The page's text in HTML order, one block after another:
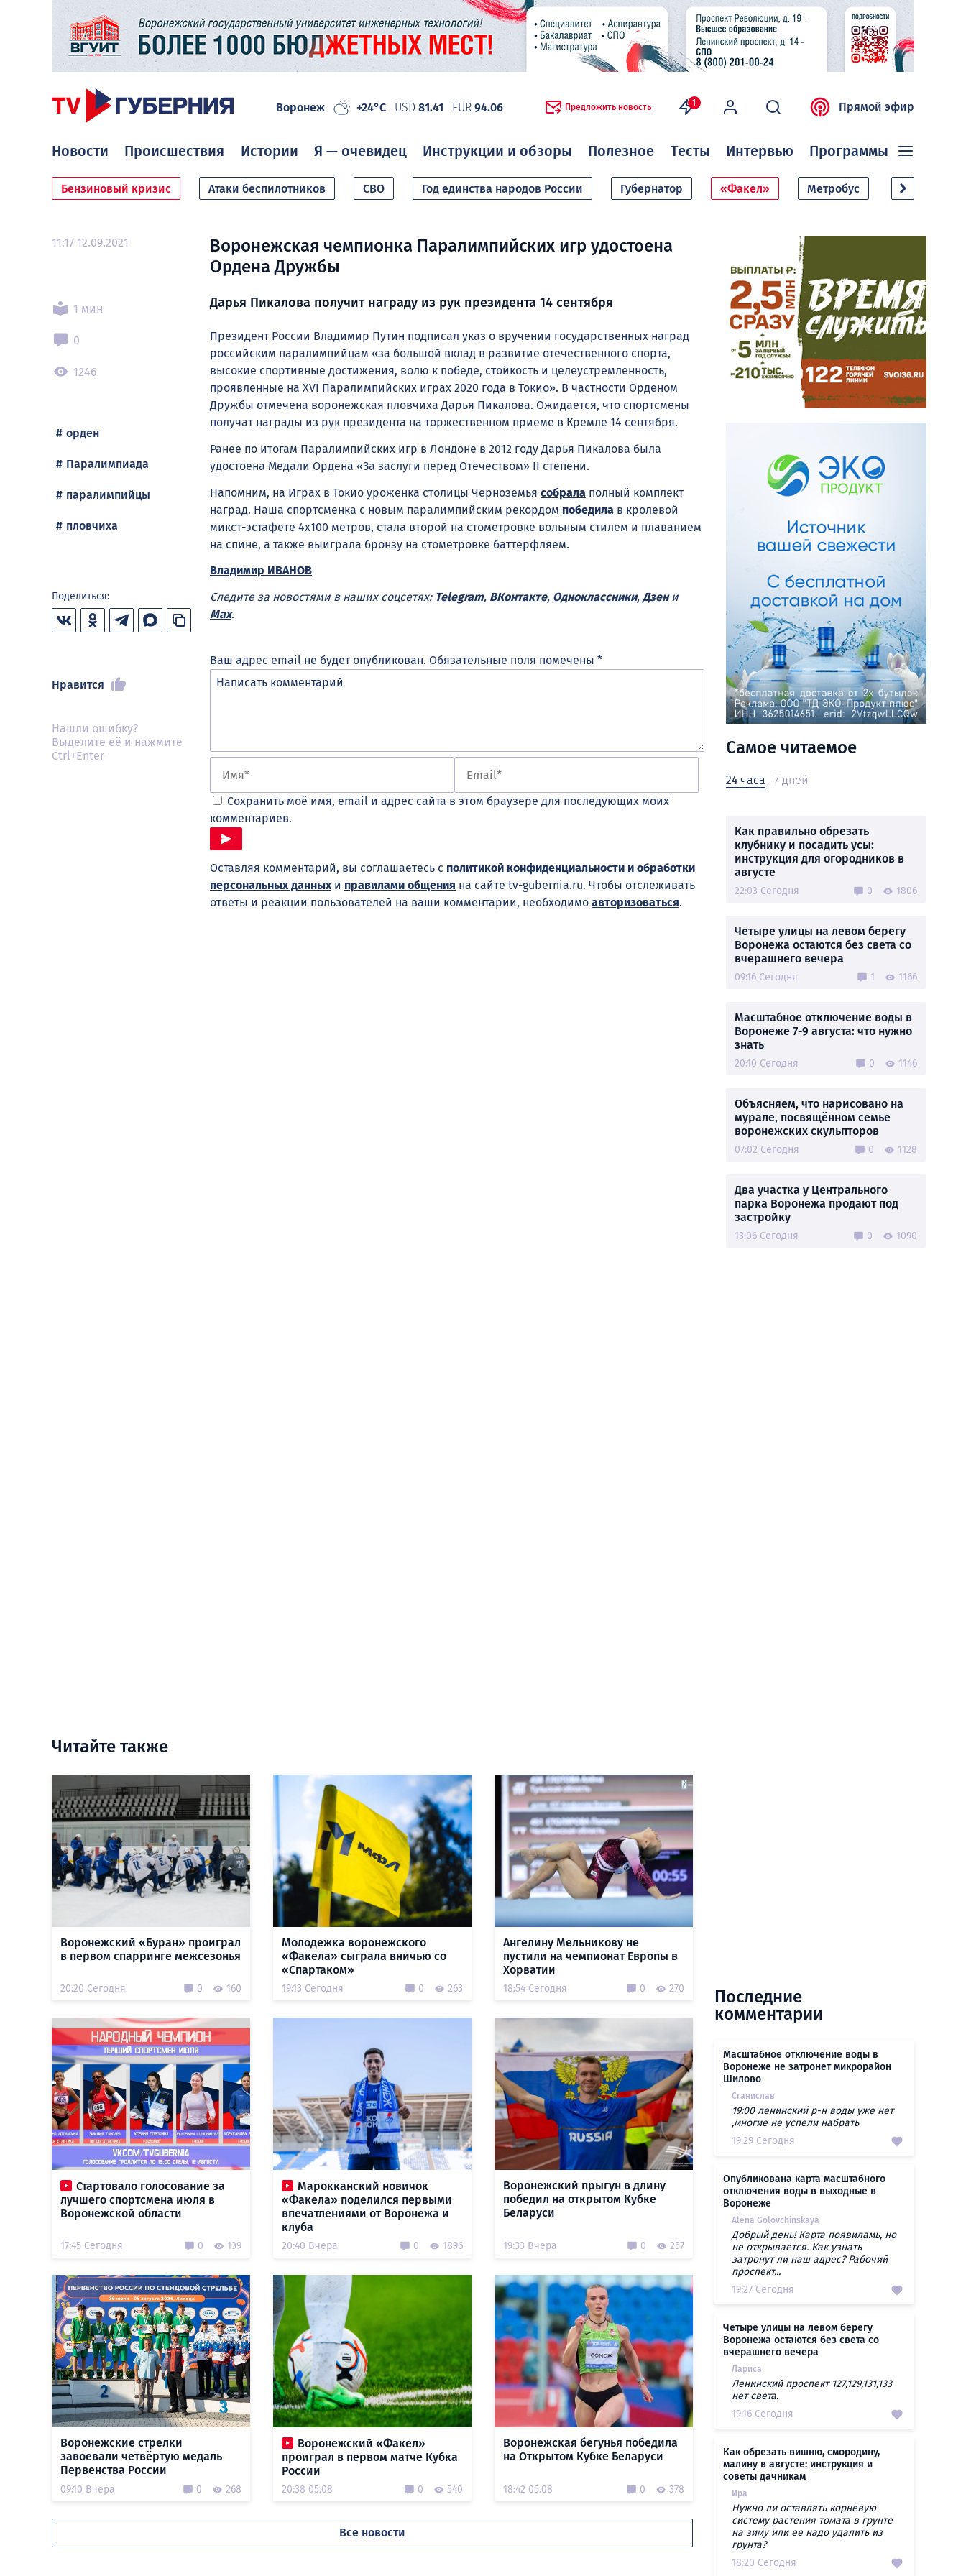
Воронеж +24°C USD 81.41 EUR 94.06 Предложить новость 1 Прямой эфир
Новости Происшествия Истории Я — очевидец Инструкции и обзоры Полезное Тесты Интервью Программы
Бензиновый кризис Атаки беспилотников СВО Год единства народов России Губернатор «Факел» Метробус Дачный
11:17 12.09.2021
1 мин
0
1246
орден
Паралимпиада
паралимпийцы
пловчиха
Поделиться:
Нравится
Нашли ошибку?
Выделите её и нажмите
Ctrl+Enter
Воронежская чемпионка Паралимпийских игр удостоена
Ордена Дружбы
Дарья Пикалова получит награду из рук президента 14 сентября
Президент России Владимир Путин подписал указ о вручении государственных наград
российским паралимпийцам «за большой вклад в развитие отечественного спорта,
высокие спортивные достижения, волю к победе, стойкость и целеустремленность,
проявленные на XVI Паралимпийских играх 2020 года в Токио». В частности Орденом
Дружбы отмечена воронежская пловчиха Дарья Пикалова. Ожидается, что спортсмены
получат награды из рук президента на торжественном приеме в Кремле 14 сентября.
Ранее по итогам Паралимпийских игр в Лондоне в 2012 году Дарья Пикалова была
удостоена Медали Ордена «За заслуги перед Отечеством» II степени.
Напомним, на Играх в Токио уроженка столицы Черноземья собрала полный комплект
наград. Наша спортсменка с новым паралимпийским рекордом победила в кролевой
микст-эстафете 4х100 метров, стала второй на стометровке вольным стилем и плаванием
на спине, а также выиграла бронзу на стометровке баттерфляем.
Владимир ИВАНОВ
Следите за новостями в наших соцсетях: Telegram, ВКонтакте, Одноклассники, Дзени
Max.
Ваш адрес email не будет опубликован. Обязательные поля помечены *
Сохранить моё имя, email и адрес сайта в этом браузере для последующих моих
комментариев.
Оставляя комментарий, вы соглашаетесь с политикой конфиденциальности и обработки
персональных данныхи правилами общения на сайте tv-gubernia.ru. Чтобы отслеживать
ответы и реакции пользователей на ваши комментарии, необходимо авторизоваться.
Самое читаемое
24 часа 7 дней
Как правильно обрезать
клубнику и посадить усы:
инструкция для огородников в
августе
22:03 Сегодня 0 1806
Четыре улицы на левом берегу
Воронежа остаются без света со
вчерашнего вечера
09:16 Сегодня 1 1166
Масштабное отключение воды в
Воронеже 7-9 августа: что нужно
знать
20:10 Сегодня 0 1146
Объясняем, что нарисовано на
мурале, посвящённом семье
воронежских скульпторов
07:02 Сегодня 0 1128
Два участка у Центрального
парка Воронежа продают под
застройку
13:06 Сегодня 0 1090
Читайте также
Воронежский «Буран» проиграл
в первом спарринге межсезонья
20:20 Сегодня 0 160
Молодежка воронежского
«Факела» сыграла вничью со
«Спартаком»
19:13 Сегодня 0 263
Ангелину Мельникову не
пустили на чемпионат Европы в
Хорватии
18:54 Сегодня 0 270
Стартовало голосование за
лучшего спортсмена июля в
Воронежской области
17:45 Сегодня 0 139
Марокканский новичок
«Факела» поделился первыми
впечатлениями от Воронежа и
клуба
20:40 Вчера 0 1896
Воронежский прыгун в длину
победил на открытом Кубке
Беларуси
19:33 Вчера 0 257
Воронежские стрелки
завоевали четвёртую медаль
Первенства России
09:10 Вчера 0 268
Воронежский «Факел»
проиграл в первом матче Кубка
России
20:38 05.08 0 540
Воронежская бегунья победила
на Открытом Кубке Беларуси
18:42 05.08 0 378
Все новости
Последние
комментарии
Масштабное отключение воды в
Воронеже не затронет микрорайон
Шилово
Станислав
19:00 ленинский р-н воды уже нет
,многие не успели набрать
19:29 Сегодня
Опубликована карта масштабного
отключения воды в выходные в
Воронеже
Alena Golovchinskaya
Добрый день! Карта появиламь, но
не открывается. Как узнать
затронут ли наш адрес? Рабочий
проспект...
19:27 Сегодня
Четыре улицы на левом берегу
Воронежа остаются без света со
вчерашнего вечера
Лариса
Ленинский проспект 127,129,131,133
нет света.
19:16 Сегодня
Как обрезать вишню, смородину,
малину в августе: инструкция и
советы дачникам
Ира
Нужно ли оставлять корневую
систему растения томата в грунте
на зиму или ее надо удалить из
грунта?
18:20 Сегодня